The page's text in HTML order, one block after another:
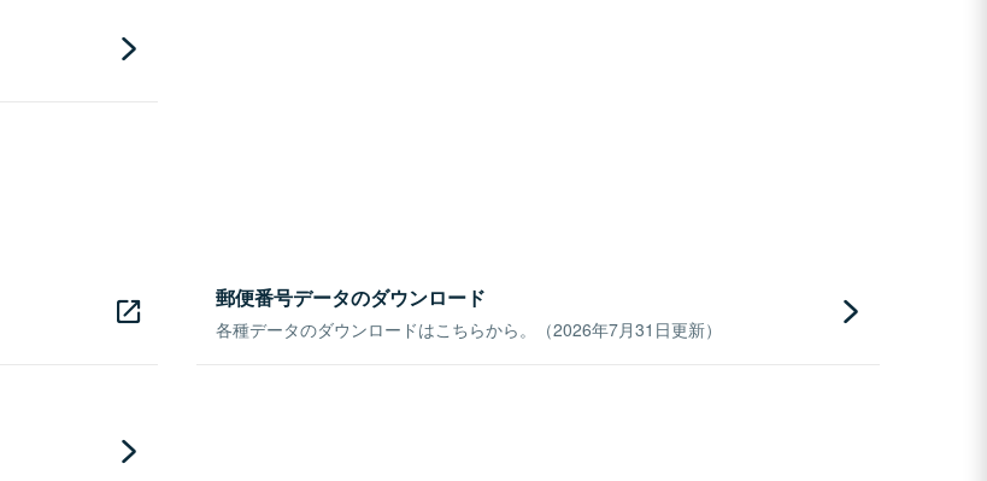
郵便番号データのダウンロード
各種データのダウンロードはこちらから。（2026年7月31日更新）